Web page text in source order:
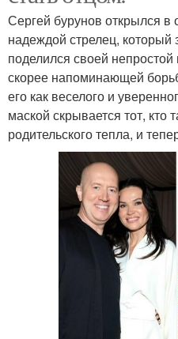
Сергей бурунов открылся в
надеждой стрелец, который
поделился своей
скорее напоминающей
его как веселого и
маской скрывается тот, кто
родительского тепла, и